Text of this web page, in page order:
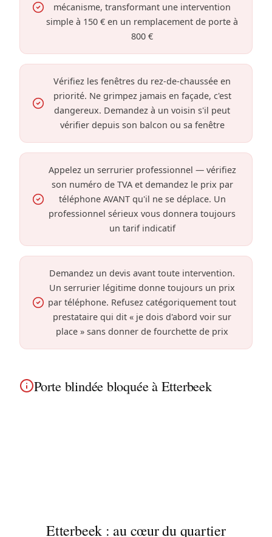
mécanisme, transformant une intervention
simple à 150 € en un remplacement de porte à
800 €
Vérifiez les fenêtres du rez-de-chaussée en
priorité. Ne grimpez jamais en façade, c'est
dangereux. Demandez à un voisin s'il peut
vérifier depuis son balcon ou sa fenêtre
Appelez un serrurier professionnel — vérifiez
son numéro de TVA et demandez le prix par
téléphone AVANT qu'il ne se déplace. Un
professionnel sérieux vous donnera toujours
un tarif indicatif
Demandez un devis avant toute intervention.
Un serrurier légitime donne toujours un prix
par téléphone. Refusez catégoriquement tout
prestataire qui dit « je dois d'abord voir sur
place » sans donner de fourchette de prix
Porte blindée bloquée à Etterbeek
Etterbeek : au cœur du quartier